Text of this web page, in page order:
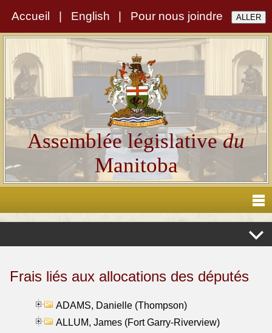
Accueil English Pour nous joindre
Assemblée législativedu
Manitoba
Frais liés aux allocations des députés
ADAMS, Danielle (Thompson)
ALLUM, James (Fort Garry-Riverview)